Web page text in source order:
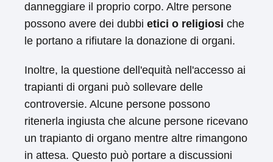
danneggiare il proprio corpo. Altre persone
possono avere dei dubbi etici o religiosi che
le portano a rifiutare la donazione di organi.
Inoltre, la questione dell'equità nell'accesso ai
trapianti di organi può sollevare delle
controversie. Alcune persone possono
ritenerla ingiusta che alcune persone ricevano
un trapianto di organo mentre altre rimangono
in attesa. Questo può portare a discussioni